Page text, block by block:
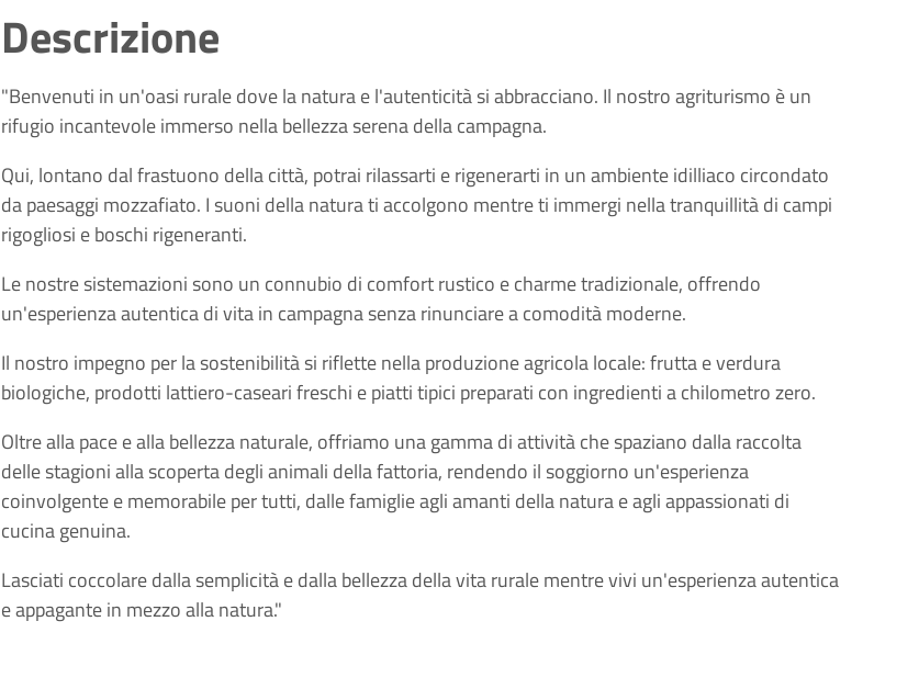
Descrizione
"Benvenuti in un'oasi rurale dove la natura e l'autenticità si abbracciano. Il nostro agriturismo è un
rifugio incantevole immerso nella bellezza serena della campagna.
Qui, lontano dal frastuono della città, potrai rilassarti e rigenerarti in un ambiente idilliaco circondato
da paesaggi mozzafiato. I suoni della natura ti accolgono mentre ti immergi nella tranquillità di campi
rigogliosi e boschi rigeneranti.
Le nostre sistemazioni sono un connubio di comfort rustico e charme tradizionale, offrendo
un'esperienza autentica di vita in campagna senza rinunciare a comodità moderne.
Il nostro impegno per la sostenibilità si riflette nella produzione agricola locale: frutta e verdura
biologiche, prodotti lattiero-caseari freschi e piatti tipici preparati con ingredienti a chilometro zero.
Oltre alla pace e alla bellezza naturale, offriamo una gamma di attività che spaziano dalla raccolta
delle stagioni alla scoperta degli animali della fattoria, rendendo il soggiorno un'esperienza
coinvolgente e memorabile per tutti, dalle famiglie agli amanti della natura e agli appassionati di
cucina genuina.
Lasciati coccolare dalla semplicità e dalla bellezza della vita rurale mentre vivi un'esperienza autentica
e appagante in mezzo alla natura."